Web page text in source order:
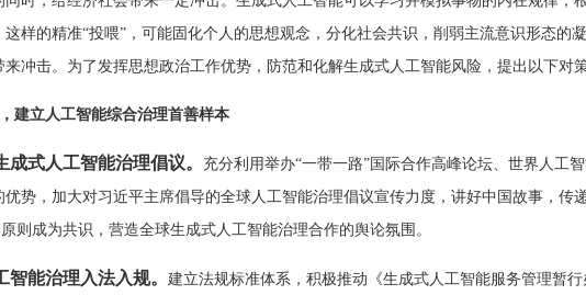
样的精准“投喂”，可能固化个人的思想观念，分化社会共识，削弱主流意识形态的
冲击。为了发挥思想政治工作优势，防范和化解生成式人工智能风险，提出以下对策
建立人工智能综合治理首善样本
式人工智能治理倡议。
充分利用举办“一带一路”国际合作高峰论坛、世界人工
势，加大对习近平主席倡导的全球人工智能治理倡议宣传力度，讲好中国故事，传
则成为共识，营造全球生成式人工智能治理合作的舆论氛围。
智能治理入法入规。建立法规标准体系，积极推动《生成式人工智能服务管理暂